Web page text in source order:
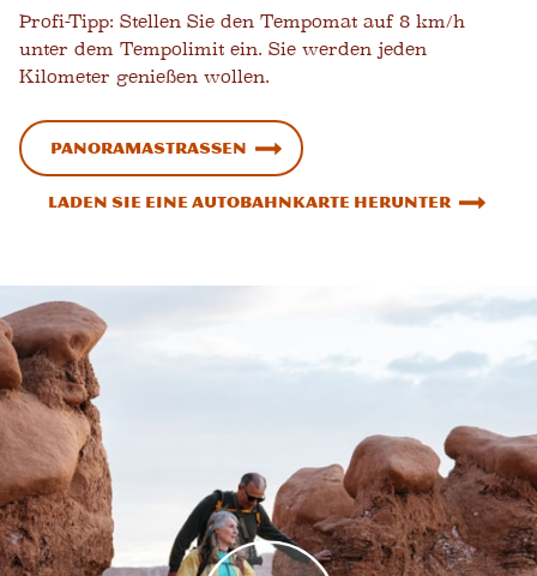
Profi-Tipp: Stellen Sie den Tempomat auf 8 km/h
unter dem Tempolimit ein. Sie werden jeden
Kilometer genießen wollen.
Panoramastraßen
Laden Sie eine Autobahnkarte herunter